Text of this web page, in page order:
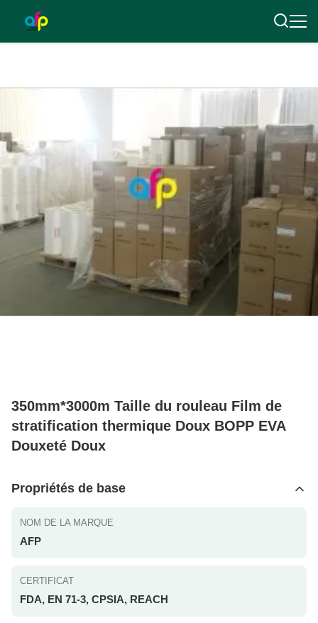
350mm*3000m Taille du rouleau Film de
stratification thermique Doux BOPP EVA
Douxeté Doux
Propriétés de base
NOM DE LA MARQUE
AFP
CERTIFICAT
FDA, EN 71-3, CPSIA, REACH